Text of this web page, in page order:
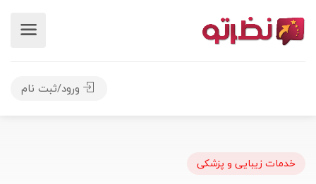
ورود/ثبت نام
خدمات زیبایی و پزشکی